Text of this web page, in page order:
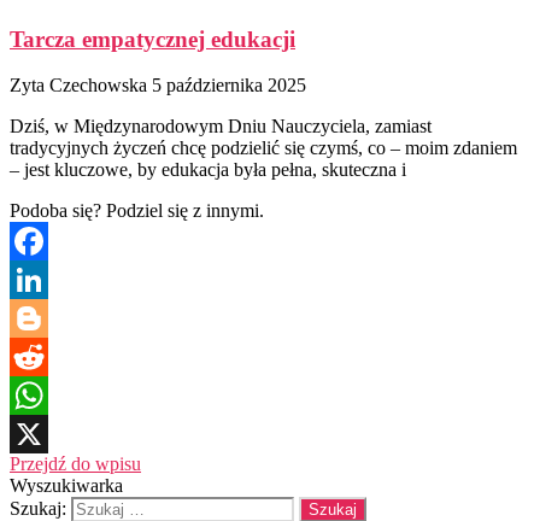
Tarcza empatycznej edukacji
Zyta Czechowska 5 października 2025
Dziś, w Międzynarodowym Dniu Nauczyciela, zamiast
tradycyjnych życzeń chcę podzielić się czymś, co – moim zdaniem
– jest kluczowe, by edukacja była pełna, skuteczna i
Podoba się? Podziel się z innymi.
Facebook
LinkedIn
Blogger
Reddit
WhatsApp
X
Przejdź do wpisu
Wyszukiwarka
Szukaj: